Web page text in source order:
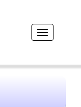
Desplegar
navegación